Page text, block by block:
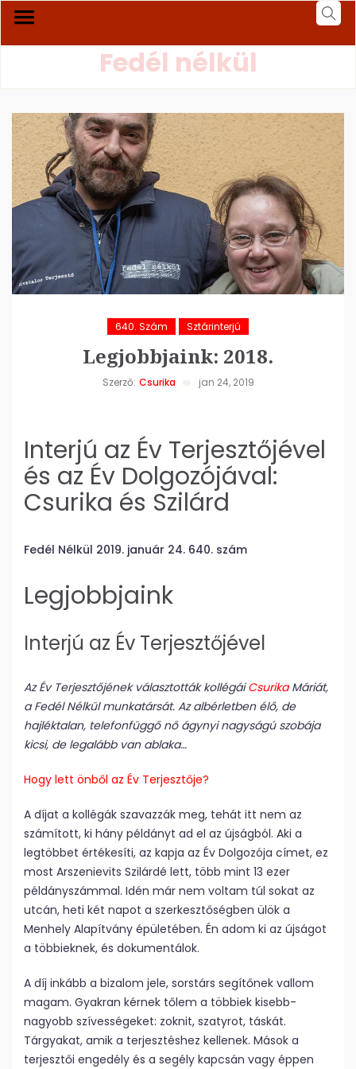
Fedél nélkül
640. Szám Sztárinterjú
Legjobbjaink: 2018.
Szerző: Csurika jan 24, 2019
Interjú az Év Terjesztőjével
és az Év Dolgozójával:
Csurika és Szilárd
Fedél Nélkül 2019. január 24. 640. szám
Legjobbjaink
Interjú az Év Terjesztőjével
Az Év Terjesztőjének választották kollégáiCsurikaMáriát,
a Fedél Nélkül munkatársát. Az albérletben élő, de
hajléktalan, telefonfüggő nő ágynyi nagyságú szobája
kicsi, de legalább van ablaka…
Hogy lett önből az Év Terjesztője?
A díjat a kollégák szavazzák meg, tehát itt nem az
számított, ki hány példányt ad el az újságból. Aki a
legtöbbet értékesíti, az kapja az Év Dolgozója címet, ez
most Arszenievits Szilárdé lett, több mint 13 ezer
példányszámmal. Idén már nem voltam túl sokat az
utcán, heti két napot a szerkesztőségben ülök a
Menhely Alapítvány épületében. Én adom ki az újságot
a többieknek, és dokumentálok.
A díj inkább a bizalom jele, sorstárs segítőnek vallom
magam. Gyakran kérnek tőlem a többiek kisebb-
nagyobb szívességeket: zoknit, szatyrot, táskát.
Tárgyakat, amik a terjesztéshez kellenek. Mások a
terjesztői engedély és a segély kapcsán vagy éppen